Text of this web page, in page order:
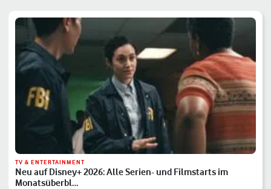
TV & ENTERTAINMENT
Neu auf Disney+ 2026: Alle Serien- und Filmstarts im
Monatsüberbl…